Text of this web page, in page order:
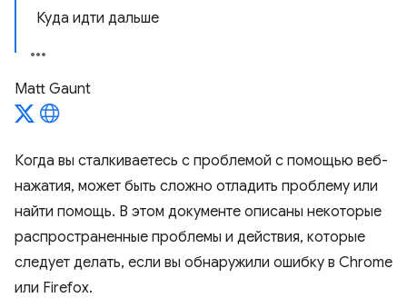
Куда идти дальше
Matt Gaunt
Когда вы сталкиваетесь с проблемой с помощью веб-
нажатия, может быть сложно отладить проблему или
найти помощь. В этом документе описаны некоторые
распространенные проблемы и действия, которые
следует делать, если вы обнаружили ошибку в Chrome
или Firefox.